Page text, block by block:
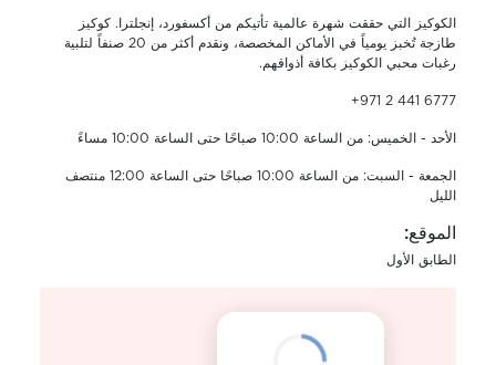
الكوكيز التي حققت شهرة عالمية تأتيكم من أكسفورد، إنجلترا. كوكيز
طازجة تُخبز يومياً في الأماكن المخصصة، ونقدم أكثر من 20 صنفاً لتلبية
رغبات محبي الكوكيز بكافة أذواقهم.
+971 2 441 6777
الأحد - الخميس: من الساعة 10:00 صباحًا حتى الساعة 10:00 مساءً
الجمعة - السبت: من الساعة 10:00 صباحًا حتى الساعة 12:00 منتصف
الليل
الموقع:
الطابق الأول